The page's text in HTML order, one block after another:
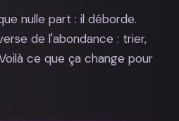
nulle part : il déborde.
de l'abondance : trier,
ce que ça change pour